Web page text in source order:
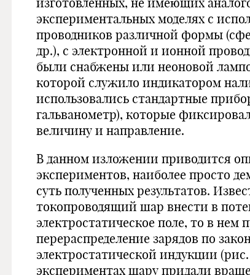
экспериментальных моделях с
проводников различной формы
др.), с электронной и ионной
были снабжены или неоновой
которой служило индикатором
использовались стандартные
гальванометр), которые
величину и направление.
В данном изложении приводится
экспериментов, наиболее просто
суть полученных результатов.
токопроводящий шар внести в
электростатическое поле, то в нем
перераспределение зарядов по
электростатической индукции
экспериментах шару придали